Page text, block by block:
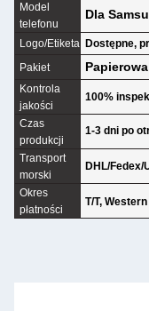
Model
telefonu
Dla
Logo/Etiketa Dostępne,
Pakiet
Kontrola
jakości
100%
Czas
produkcji
1-3 dni po
Transport
morski
DHL/Fedex/
Okres
płatności
T/T,